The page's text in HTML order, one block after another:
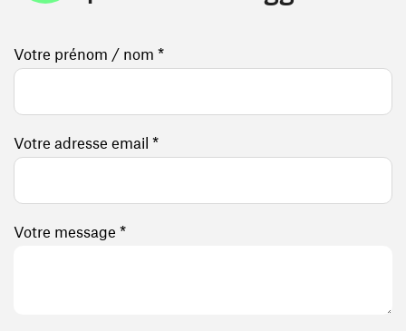
Votre prénom / nom *
Votre adresse email *
Votre message *